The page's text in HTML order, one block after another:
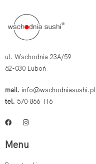
ul. Wschodnia 23A/59
62-030 Luboń
mail. info@wschodniasushi.pl
tel. 570 866 116
Menu